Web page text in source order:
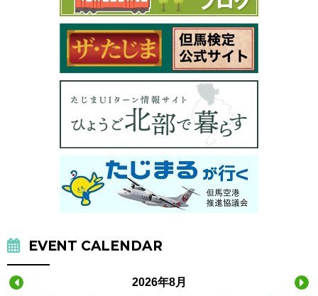
EVENT CALENDAR
2026年8月